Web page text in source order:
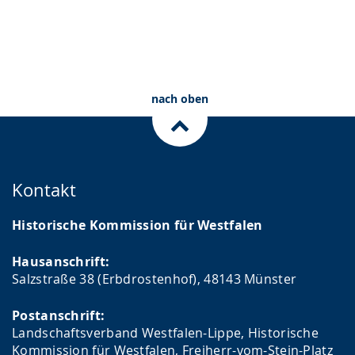
nach oben
Kontakt
Historische Kommission für Westfalen
Hausanschrift:
Salzstraße 38 (Erbdrostenhof), 48143 Münster
Postanschrift:
Landschaftsverband Westfalen-Lippe, Historische
Kommission für Westfalen, Freiherr-vom-Stein-Platz